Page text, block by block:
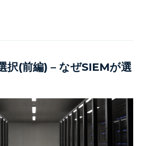
択(前編) – なぜSIEMが選